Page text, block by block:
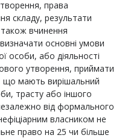
права
складу, результати
також вчинення
основні умови
особи, або діяльності
утворення, приймати
що мають вирішальний
трасту або іншого
від формального
власником не
право на 25 чи більше